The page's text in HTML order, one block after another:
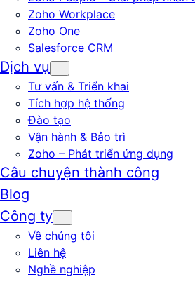
Zoho Workplace
Zoho One
Salesforce CRM
Dịch vụ
Tư vấn & Triển khai
Tích hợp hệ thống
Đào tạo
Vận hành & Bảo trì
Zoho – Phát triển ứng dụng
Câu chuyện thành công
Blog
Công ty
Về chúng tôi
Liên hệ
Nghề nghiệp